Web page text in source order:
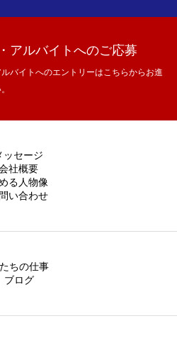
アルバイトへのご応募
バイトへのエントリーはこちらからお進
ッセージ
社概要
る人物像
い合わせ
ちの仕事
ブログ